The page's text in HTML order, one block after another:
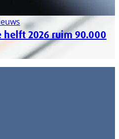
2026 ruim 90.000